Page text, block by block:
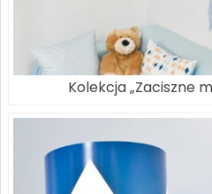
Kolekcja „Zaciszne